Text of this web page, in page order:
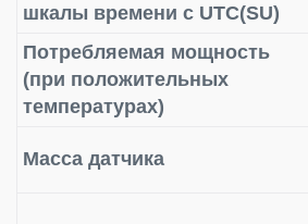
шкалы времени с UTC(SU)
Потребляемая мощность
(при положительных
температурах)
Масса датчика